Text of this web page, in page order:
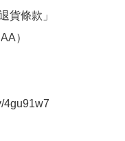
貨條款」
）
4gu91w7